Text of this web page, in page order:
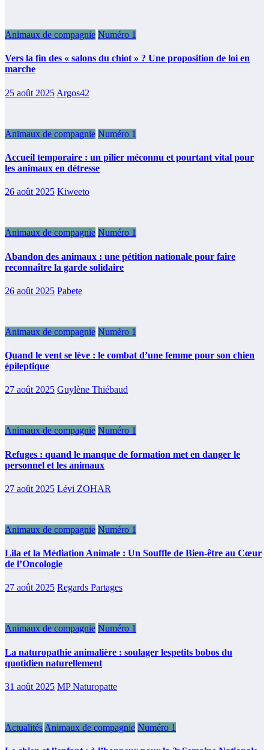
Animaux de compagnie Numéro 1
Vers la fin des « salons du chiot » ? Une proposition de loi en
marche
25 août 2025 Argos42
Animaux de compagnie Numéro 1
Accueil temporaire : un pilier méconnu et pourtant vital pour
les animaux en détresse
26 août 2025 Kiweeto
Animaux de compagnie Numéro 1
Abandon des animaux : une pétition nationale pour faire
reconnaître la garde solidaire
26 août 2025 Pabete
Animaux de compagnie Numéro 1
Quand le vent se lève : le combat d’une femme pour son chien
épileptique
27 août 2025 Guylène Thiébaud
Animaux de compagnie Numéro 1
Refuges : quand le manque de formation met en danger le
personnel et les animaux
27 août 2025 Lévi ZOHAR
Animaux de compagnie Numéro 1
Lila et la Médiation Animale : Un Souffle de Bien-être au Cœur
de l’Oncologie
27 août 2025 Regards Partages
Animaux de compagnie Numéro 1
La naturopathie animalière : soulager lespetits bobos du
quotidien naturellement
31 août 2025 MP Naturopatte
Actualités Animaux de compagnie Numéro 1